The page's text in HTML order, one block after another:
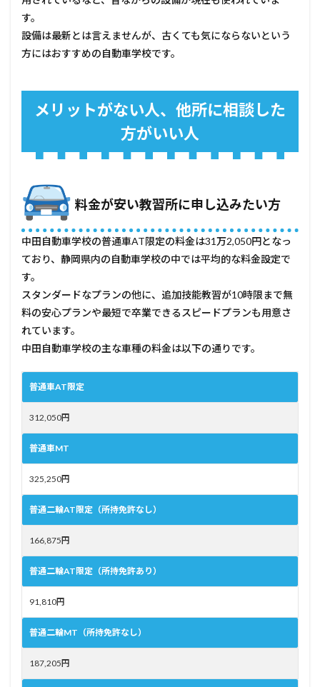
す。
設備は最新とは言えませんが、古くても気にならないという
方にはおすすめの自動車学校です。
メリットがない人、他所に相談した
方がいい人
料金が安い教習所に申し込みたい方
中田自動車学校の普通車AT限定の料金は31万2,050円となっ
ており、静岡県内の自動車学校の中では平均的な料金設定で
す。
スタンダードなプランの他に、追加技能教習が10時限まで無
料の安心プランや最短で卒業できるスピードプランも用意さ
れています。
中田自動車学校の主な車種の料金は以下の通りです。
普通車AT限定
312,050円
普通車MT
325,250円
普通二輪AT限定（所持免許なし）
166,875円
普通二輪AT限定（所持免許あり）
91,810円
普通二輪MT（所持免許なし）
187,205円